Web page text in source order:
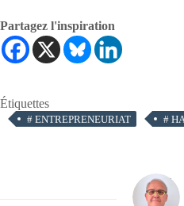
Partagez l'inspiration
Étiquettes
# ENTREPRENEURIAT #